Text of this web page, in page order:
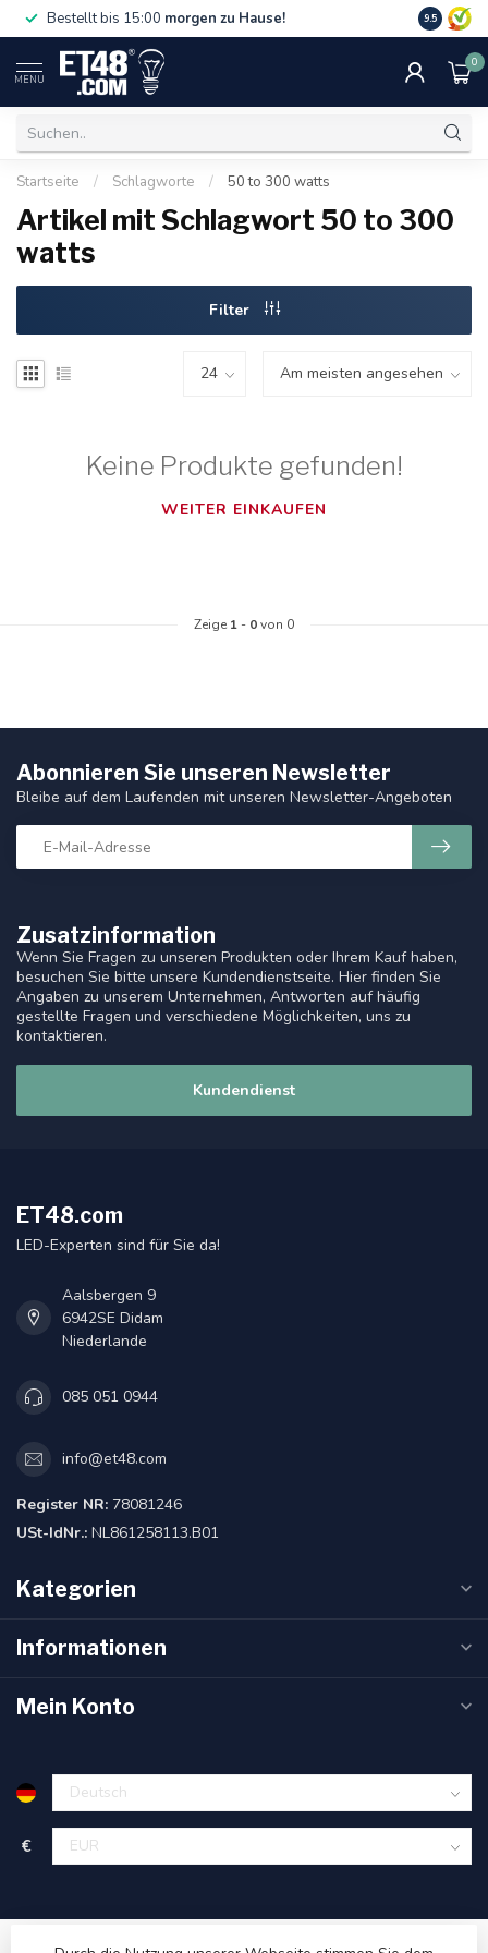
Bestellt bis 15:00 morgen zu Hause! 75 €. Nur
9.5
MENU
0
Startseite / Schlagworte / 50 to 300 watts
Artikel mit Schlagwort 50 to 300
watts
Filter
Keine Produkte gefunden!
WEITER EINKAUFEN
Zeige 1 - 0von 0
Zusatzinformation
Wenn Sie Fragen zu unseren Produkten oder Ihrem Kauf haben,
besuchen Sie bitte unsere Kundendienstseite. Hier finden Sie
Angaben zu unserem Unternehmen, Antworten auf häufig
gestellte Fragen und verschiedene Möglichkeiten, uns zu
kontaktieren.
Kundendienst
Abonnieren Sie unseren Newsletter
Bleibe auf dem Laufenden mit unseren Newsletter-Angeboten
ET48.com
LED-Experten sind für Sie da!
Aalsbergen 9
6942SE Didam
Niederlande
085 051 0944
info@et48.com
Register NR: 78081246
USt-IdNr.: NL861258113.B01
Kategorien
Informationen
Mein Konto
€